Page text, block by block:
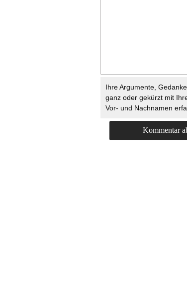
Ihre Argumente,
ganz oder gekürzt mit
Vor- und Nachnamen